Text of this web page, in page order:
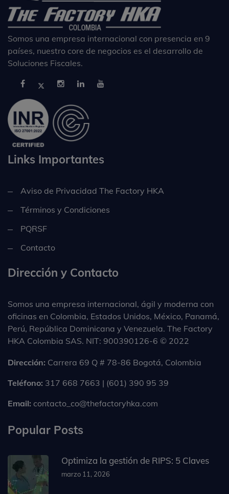
Somos una empresa internacional con presencia en 9
países, nuestro core de negocios es el desarrollo de
Soluciones Fiscales.
Links Importantes
Aviso de Privacidad The Factory HKA
Términos y Condiciones
PQRSF
Contacto
Dirección y Contacto
Somos una empresa internacional, ágil y moderna con
oficinas en Colombia, Estados Unidos, México, Panamá,
Perú, República Dominicana y Venezuela. The Factory
HKA Colombia SAS. NIT: 900390126-6 © 2022
Dirección: Carrera 69 Q # 78-86 Bogotá, Colombia
Teléfono: 317 668 7663 | (601) 390 95 39
Email: contacto_co@thefactoryhka.com
Popular Posts
Optimiza la gestión de RIPS: 5 Claves
marzo 11, 2026